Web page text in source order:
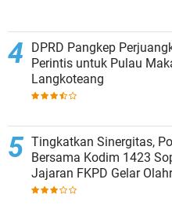
DPRD Pangkep
Perintis untuk Pulau
Langkoteang
Tingkatkan Sinergitas,
Bersama Kodim 1423
Jajaran FKPD Gelar